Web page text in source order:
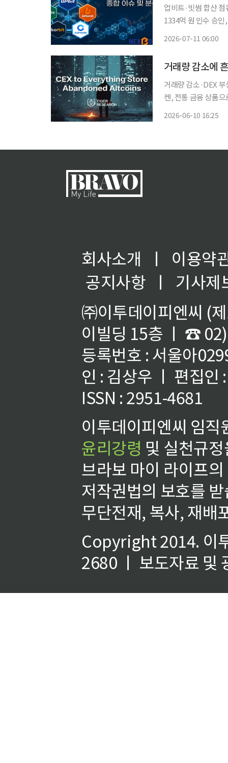
업비트·빗썸 합산
1334억 원 인수 승
2026-07-11 06:00
거래량 감소에
거래량 감소·DEX
켄, 전통 금융 상품으
2026-06-10 16:25
회사소개 ㅣ
이용약
공지사항
ㅣ
기사제
㈜이투데이피엔씨 (
이빌딩 15층 ㅣ ☎
등록번호 : 서울아
인 : 김상우 ㅣ 편집인
ISSN : 2951-4681
이투데이피엔씨 임
윤리강령 및 실천규
브라보 마이 라이프
저작권법의 보호를
무단전재, 복사, 재배
Copyright 2014. 이
2680 ㅣ 보도자료